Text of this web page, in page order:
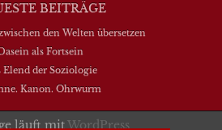
BEITRÄGE
den Welten übersetzen
als Fortsein
Elend der Soziologie
Kanon. Ohrwurm
läuft mitWordPress